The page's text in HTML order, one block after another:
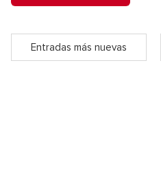
Entradas más nuevas